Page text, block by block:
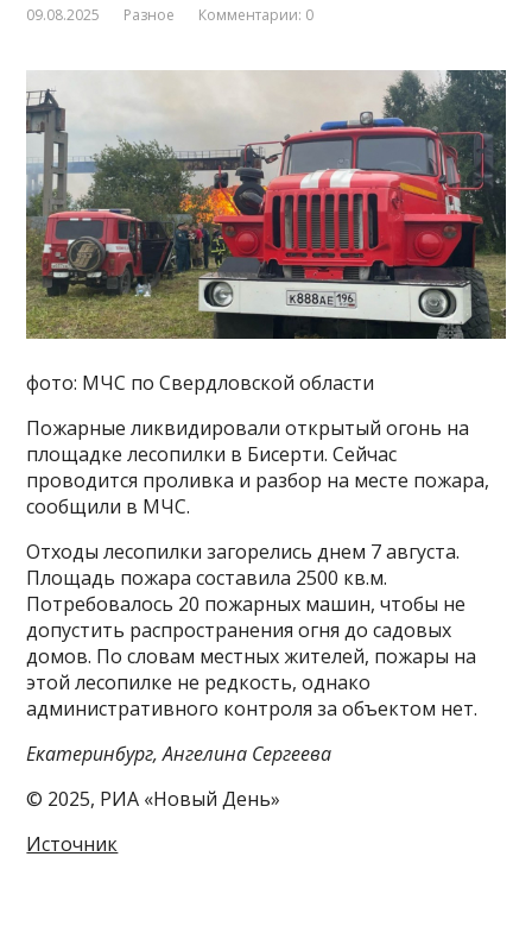
09.08.2025 Разное Комментарии: 0
фото: МЧС по Свердловской области
Пожарные ликвидировали открытый огонь на
площадке лесопилки в Бисерти. Сейчас
проводится проливка и разбор на месте пожара,
сообщили в МЧС.
Отходы лесопилки загорелись днем 7 августа.
Площадь пожара составила 2500 кв.м.
Потребовалось 20 пожарных машин, чтобы не
допустить распространения огня до садовых
домов. По словам местных жителей, пожары на
этой лесопилке не редкость, однако
административного контроля за объектом нет.
Екатеринбург, Ангелина Сергеева
© 2025, РИА «Новый День»
Источник